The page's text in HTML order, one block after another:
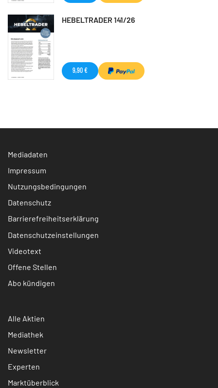
HEBELTRADER 141/26
9,90 €
Mediadaten
Impressum
Nutzungsbedingungen
Datenschutz
Barrierefreiheitserklärung
Datenschutzeinstellungen
Videotext
Offene Stellen
Abo kündigen
Alle Aktien
Mediathek
Newsletter
Experten
Marktüberblick